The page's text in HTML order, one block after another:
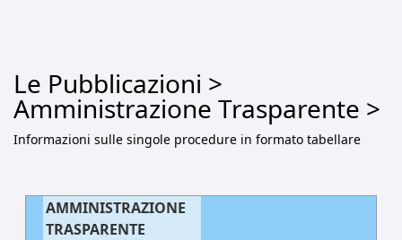
Le Pubblicazioni >
Amministrazione Trasparente >
Informazioni sulle singole procedure in formato tabellare
AMMINISTRAZIONE
TRASPARENTE